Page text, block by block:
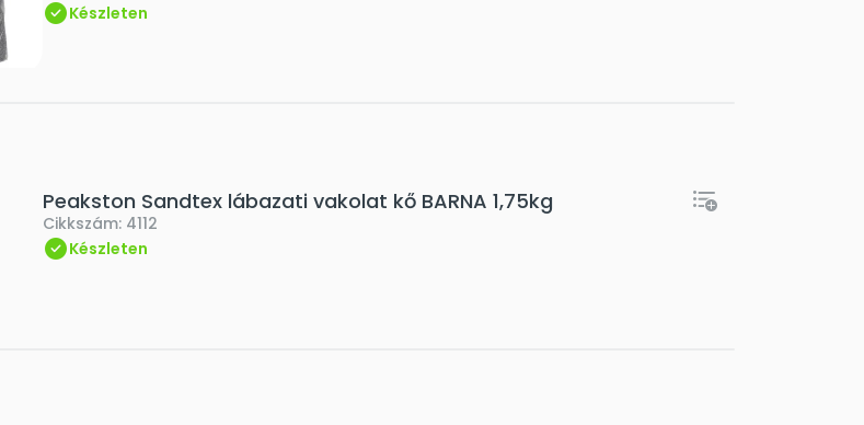
Készleten
Peakston Sandtex lábazati vakolat kő BARNA 1,75kg
Cikkszám: 4112
Készleten